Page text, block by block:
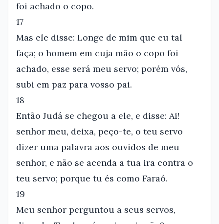
foi achado o copo.
17
Mas ele disse: Longe de mim que eu tal
faça; o homem em cuja mão o copo foi
achado, esse será meu servo; porém vós,
subi em paz para vosso pai.
18
Então Judá se chegou a ele, e disse: Ai!
senhor meu, deixa, peço-te, o teu servo
dizer uma palavra aos ouvidos de meu
senhor, e não se acenda a tua ira contra o
teu servo; porque tu és como Faraó.
19
Meu senhor perguntou a seus servos,